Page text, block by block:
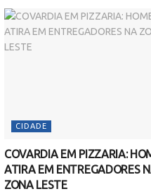
CIDADE
COVARDIA EM PIZZARIA:
ATIRA EM ENTREGADORES
ZONA LESTE